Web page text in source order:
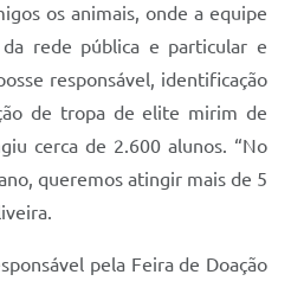
os animais, onde a equipe
rede pública e particular e
responsável, identificação
de tropa de elite mirim de
cerca de 2.600 alunos. “No
queremos atingir mais de 5
pela Feira de Doação